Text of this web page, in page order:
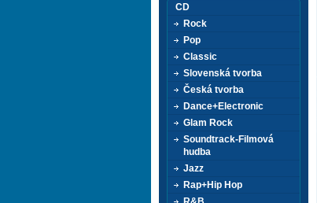
CD
Rock
Pop
Classic
Slovenská tvorba
Česká tvorba
Dance+Electronic
Glam Rock
Soundtrack-Filmová
hudba
Jazz
Rap+Hip Hop